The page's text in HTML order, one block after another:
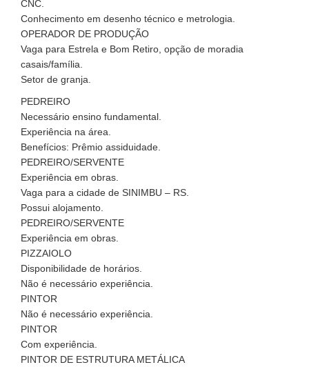
CNC.
Conhecimento em desenho técnico e metrologia.
OPERADOR DE PRODUÇÃO
Vaga para Estrela e Bom Retiro, opção de moradia
casais/família.
Setor de granja.
PEDREIRO
Necessário ensino fundamental.
Experiência na área.
Benefícios: Prêmio assiduidade.
PEDREIRO/SERVENTE
Experiência em obras.
Vaga para a cidade de SINIMBU – RS.
Possui alojamento.
PEDREIRO/SERVENTE
Experiência em obras.
PIZZAIOLO
Disponibilidade de horários.
Não é necessário experiência.
PINTOR
Não é necessário experiência.
PINTOR
Com experiência.
PINTOR DE ESTRUTURA METÁLICA